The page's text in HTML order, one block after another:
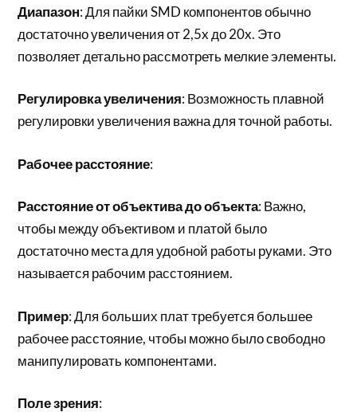
Диапазон: Для пайки SMD компонентов обычно
достаточно увеличения от 2,5x до 20x. Это
позволяет детально рассмотреть мелкие элементы.
Регулировка увеличения: Возможность плавной
регулировки увеличения важна для точной работы.
Рабочее расстояние:
Расстояние от объектива до объекта: Важно,
чтобы между объективом и платой было
достаточно места для удобной работы руками. Это
называется рабочим расстоянием.
Пример: Для больших плат требуется большее
рабочее расстояние, чтобы можно было свободно
манипулировать компонентами.
Поле зрения: